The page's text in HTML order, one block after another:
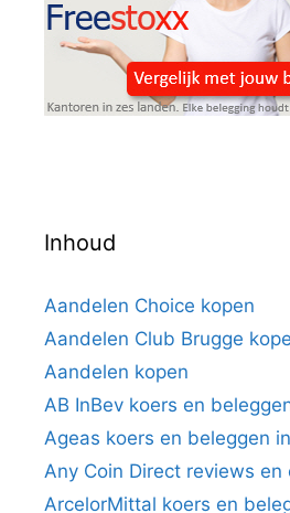
Inhoud
Aandelen Choice kopen
Aandelen Club Brugge
Aandelen kopen
AB InBev koers en
Ageas koers en beleggen
Any Coin Direct reviews en
ArcelorMittal koers en